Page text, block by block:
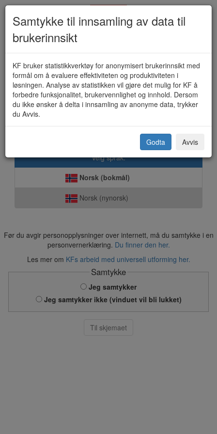
Idrettsfunksjonell
forhåndsgodkjenning
KF - Forenkler offentlige tjenester
Velg språk:
Norsk (bokmål)
Norsk (nynorsk)
Før du avgir personopplysninger over internett, må du samtykke i en
personvernerklæring. Du finner den her.
Les mer om KFs arbeid med universell utforming her.
Samtykke
Jeg samtykker
Jeg samtykker ikke (vinduet vil bli lukket)
Til skjemaet
Samtykke til innsamling av data til
brukerinnsikt
KF bruker statistikkverktøy for anonymisert brukerinnsikt med
formål om å evaluere effektiviteten og produktiviteten i
løsningen. Analyse av statistikken vil gjøre det mulig for KF å
forbedre funksjonalitet, brukervennlighet og innhold. Dersom
du ikke ønsker å delta i innsamling av anonyme data, trykker
du Avvis.
Godta Avvis